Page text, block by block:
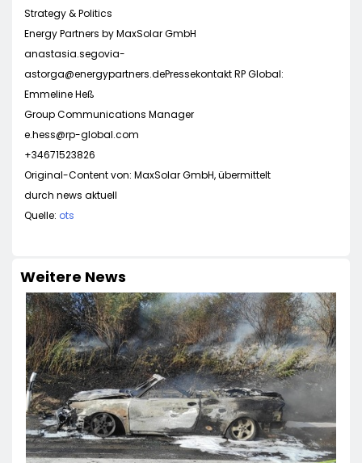
Strategy & Politics
Energy Partners by MaxSolar GmbH
anastasia.segovia-
astorga@energypartners.dePressekontaktRP Global:
Emmeline Heß
Group Communications Manager
e.hess@rp-global.com
+34671523826
Original-Content von: MaxSolar GmbH, übermittelt
durch news aktuell
Quelle: ots
Weitere News